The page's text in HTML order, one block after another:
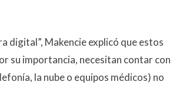
digital”, Makencie explicó que estos
su importancia, necesitan contar con
la nube o equipos médicos) no